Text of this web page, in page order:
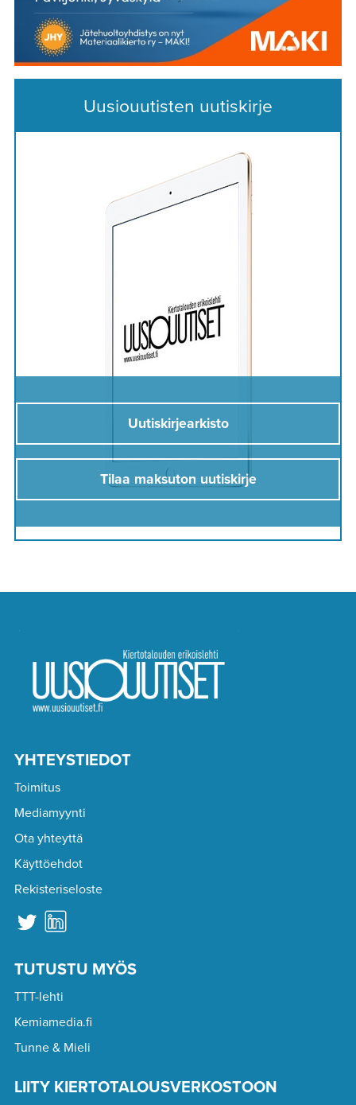
Uusiouutisten uutiskirje
Uutiskirjearkisto
Tilaa maksuton uutiskirje
YHTEYSTIEDOT
Toimitus
Mediamyynti
Ota yhteyttä
Käyttöehdot
Rekisteriseloste
TUTUSTU MYÖS
TTT-lehti
Kemiamedia.fi
Tunne & Mieli
LIITY KIERTOTALOUSVERKOSTOON